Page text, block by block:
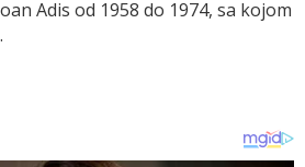
Adis od 1958 do 1974, sa kojom